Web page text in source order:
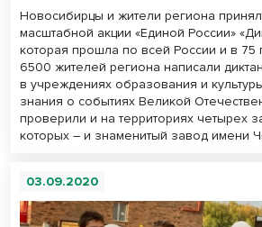
Новосибирцы и жители региона
масштабной акции «Единой России»
которая прошла по всей России и в 75
6500 жителей региона написали
в учреждениях образования и
знания о событиях Великой
проверили и на территориях четырех
которых – и знаменитый завод имени
03.09.2020